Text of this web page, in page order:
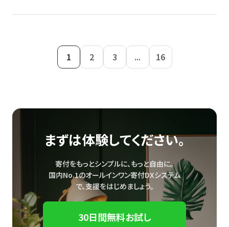
1 2 3 ... 16
まずは体験してください。
寄付をもっとシンプルに、もっと自由に。
国内No.1のオールインワン寄付DXシステム
で、支援をはじめましょう。
30日間無料お試し